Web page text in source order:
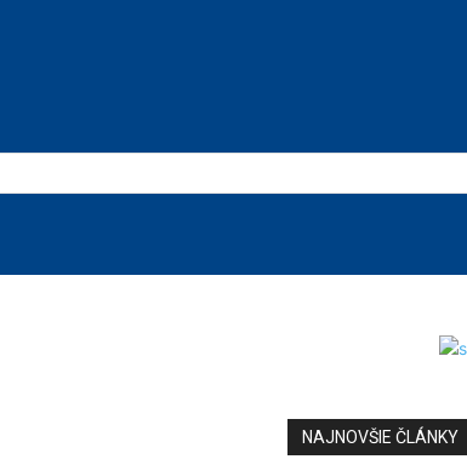
NAJNOVŠIE ČLÁNKY